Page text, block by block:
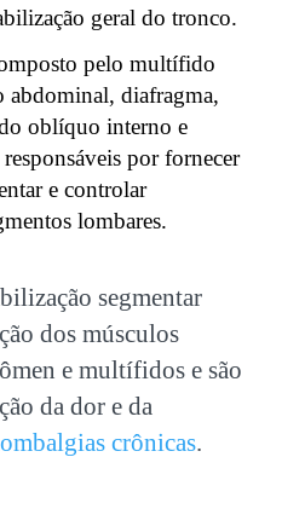
geral do tronco.
pelo multífido
abdominal, diafragma,
oblíquo interno e
por fornecer
e controlar
lombares.
segmentar
dos músculos
e multífidos e são
da dor e da
crônicas.